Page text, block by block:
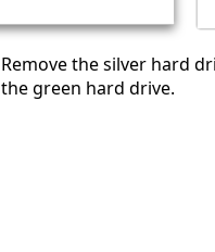
Remove the silver hard
the green hard drive.